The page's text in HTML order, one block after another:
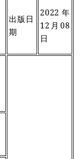
出版日
期
2022 年
12月08
日